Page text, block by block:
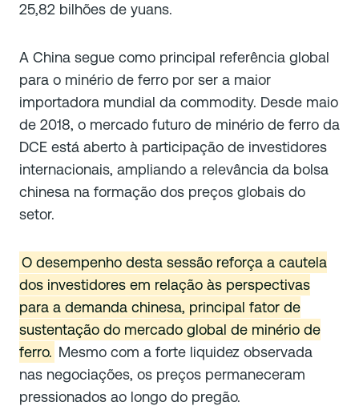
25,82 bilhões de yuans.
A China segue como principal referência global
para o minério de ferro por ser a maior
importadora mundial da commodity. Desde maio
de 2018, o mercado futuro de minério de ferro da
DCE está aberto à participação de investidores
internacionais, ampliando a relevância da bolsa
chinesa na formação dos preços globais do
setor.
O desempenho desta sessão reforça a cautela
dos investidores em relação às perspectivas
para a demanda chinesa, principal fator de
sustentação do mercado global de minério de
ferro. Mesmo com a forte liquidez observada
nas negociações, os preços permaneceram
pressionados ao longo do pregão.